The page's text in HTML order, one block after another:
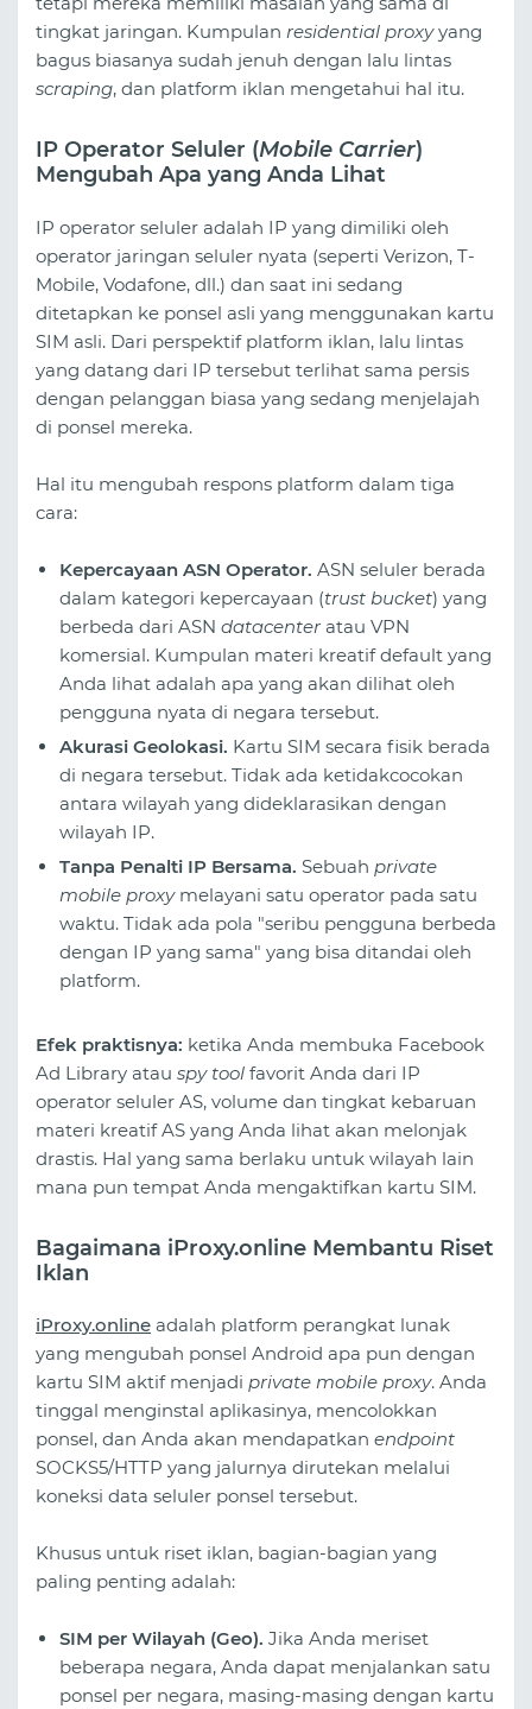
tingkat jaringan. Kumpulan residential proxyyang
bagus biasanya sudah jenuh dengan lalu lintas
scraping, dan platform iklan mengetahui hal itu.
IP Operator Seluler (Mobile Carrier)
Mengubah Apa yang Anda Lihat
IP operator seluler adalah IP yang dimiliki oleh
operator jaringan seluler nyata (seperti Verizon, T-
Mobile, Vodafone, dll.) dan saat ini sedang
ditetapkan ke ponsel asli yang menggunakan kartu
SIM asli. Dari perspektif platform iklan, lalu lintas
yang datang dari IP tersebut terlihat sama persis
dengan pelanggan biasa yang sedang menjelajah
di ponsel mereka.
Hal itu mengubah respons platform dalam tiga
cara:
Kepercayaan ASN Operator. ASN seluler berada
dalam kategori kepercayaan (trust bucket) yang
berbeda dari ASN datacenteratau VPN
komersial. Kumpulan materi kreatif default yang
Anda lihat adalah apa yang akan dilihat oleh
pengguna nyata di negara tersebut.
Akurasi Geolokasi. Kartu SIM secara fisik berada
di negara tersebut. Tidak ada ketidakcocokan
antara wilayah yang dideklarasikan dengan
wilayah IP.
Tanpa Penalti IP Bersama. Sebuah private
mobile proxymelayani satu operator pada satu
waktu. Tidak ada pola "seribu pengguna berbeda
dengan IP yang sama" yang bisa ditandai oleh
platform.
Efek praktisnya: ketika Anda membuka Facebook
Ad Library atau spy tool favorit Anda dari IP
operator seluler AS, volume dan tingkat kebaruan
materi kreatif AS yang Anda lihat akan melonjak
drastis. Hal yang sama berlaku untuk wilayah lain
mana pun tempat Anda mengaktifkan kartu SIM.
Bagaimana iProxy.online Membantu Riset
Iklan
iProxy.online adalah platform perangkat lunak
yang mengubah ponsel Android apa pun dengan
kartu SIM aktif menjadi private mobile proxy. Anda
tinggal menginstal aplikasinya, mencolokkan
ponsel, dan Anda akan mendapatkan endpoint
SOCKS5/HTTP yang jalurnya dirutekan melalui
koneksi data seluler ponsel tersebut.
Khusus untuk riset iklan, bagian-bagian yang
paling penting adalah:
SIM per Wilayah (Geo). Jika Anda meriset
beberapa negara, Anda dapat menjalankan satu
ponsel per negara, masing-masing dengan kartu